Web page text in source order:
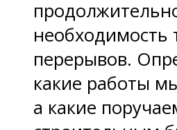
необходимость
перерывов.
какие работы
а какие